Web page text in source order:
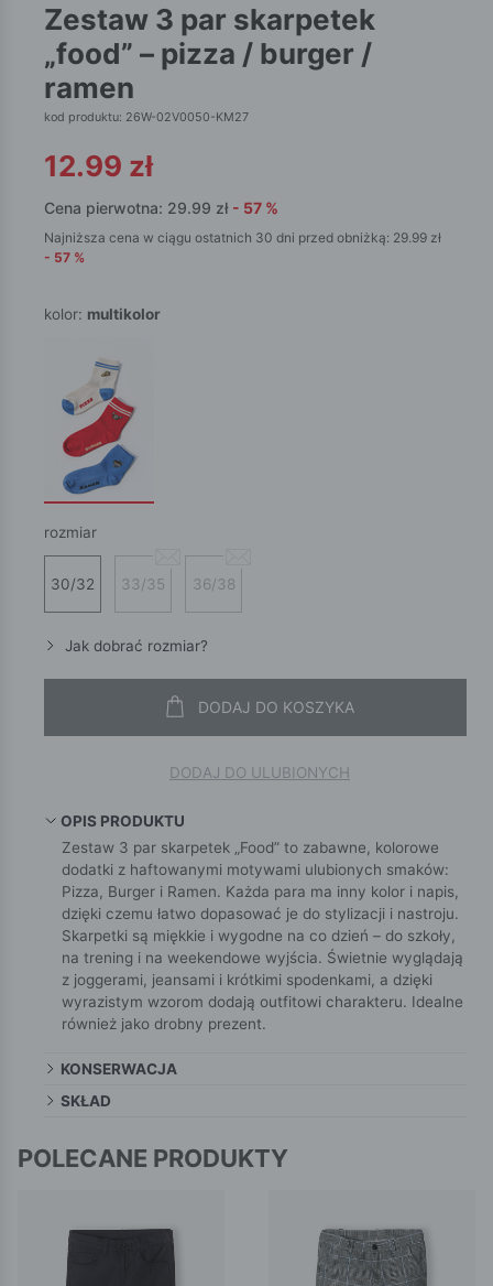
zestaw 3 par skarpetek
„food” – pizza / burger /
ramen
kod produktu: 26W-02V0050-KM27
12.99 zł
Cena pierwotna: 29.99 zł - 57 %
Najniższa cena w ciągu ostatnich 30 dni przed obniżką: 29.99 zł
- 57 %
kolor: multikolor
rozmiar
30/32 33/35 36/38
Jak dobrać rozmiar?
DODAJ DO KOSZYKA
DODAJ DO ULUBIONYCH
OPIS PRODUKTU
Zestaw 3 par skarpetek „Food” to zabawne, kolorowe
dodatki z haftowanymi motywami ulubionych smaków:
Pizza, Burger i Ramen. Każda para ma inny kolor i napis,
dzięki czemu łatwo dopasować je do stylizacji i nastroju.
Skarpetki są miękkie i wygodne na co dzień – do szkoły,
na trening i na weekendowe wyjścia. Świetnie wyglądają
z joggerami, jeansami i krótkimi spodenkami, a dzięki
wyrazistym wzorom dodają outfitowi charakteru. Idealne
również jako drobny prezent.
KONSERWACJA
SKŁAD
POLECANE PRODUKTY